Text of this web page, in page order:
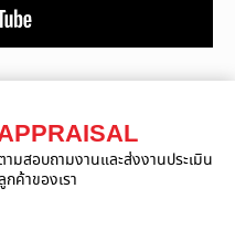
มสอบถามงานและส่งงานประเมิน
ค้าของเรา